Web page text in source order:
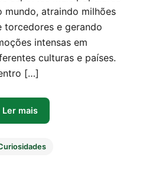
mundo, atraindo milhões
torcedores e gerando
intensas em
culturas e países.
[…]
Ler mais